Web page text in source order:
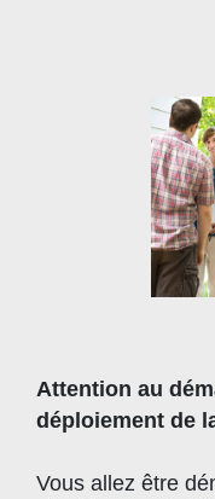
Attention au
déploiement de
Vous allez être